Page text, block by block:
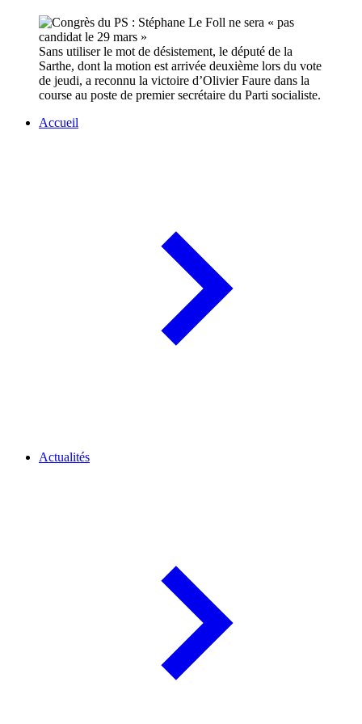
Sans utiliser le mot de désistement, le député de la
Sarthe, dont la motion est arrivée deuxième lors du vote
de jeudi, a reconnu la victoire d’Olivier Faure dans la
course au poste de premier secrétaire du Parti socialiste.
Accueil
Actualités